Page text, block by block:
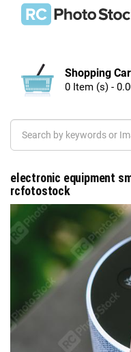
Shopping
electronic equipment
rcfotostock